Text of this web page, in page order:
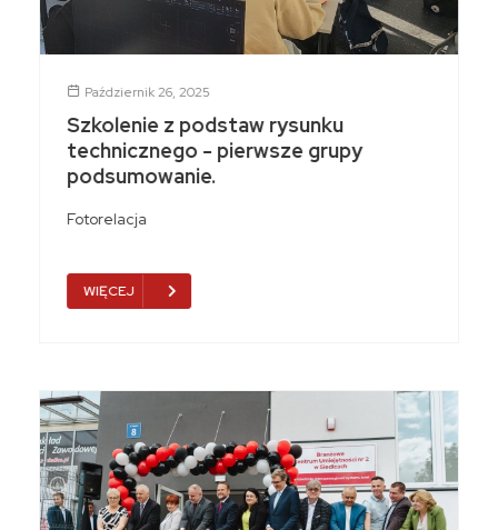
Październik 26, 2025
Szkolenie z podstaw rysunku
technicznego - pierwsze grupy
podsumowanie.
Fotorelacja
WIĘCEJ